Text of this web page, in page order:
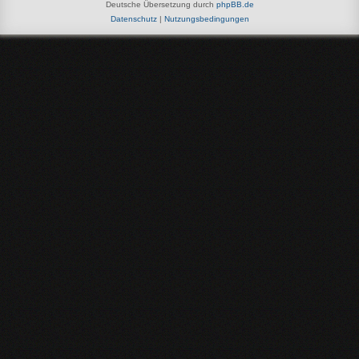
Deutsche Übersetzung durch phpBB.de
Datenschutz| Nutzungsbedingungen